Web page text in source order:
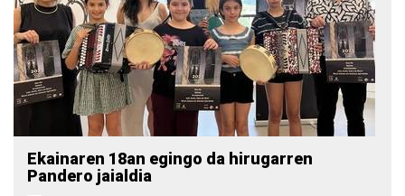
Ekainaren 18an egingo da hirugarren
Pandero jaialdia